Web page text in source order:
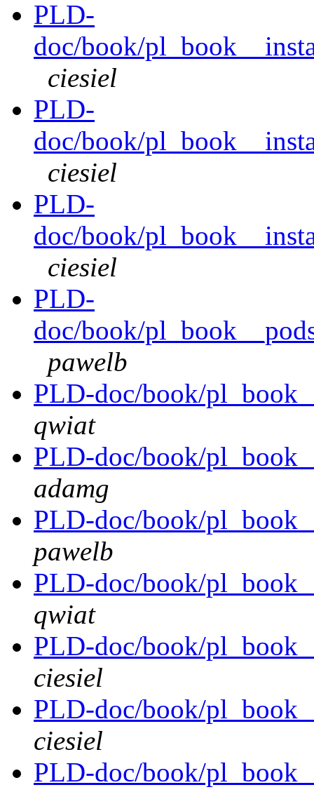
PLD-
doc/book/
ciesiel
PLD-
doc/book/
ciesiel
PLD-
doc/book/
ciesiel
PLD-
doc/book/
pawelb
PLD-doc/book/
qwiat
PLD-doc/book/
adamg
PLD-doc/book/
pawelb
PLD-doc/book/
qwiat
PLD-doc/book/
ciesiel
PLD-doc/book/
ciesiel
PLD-doc/book/